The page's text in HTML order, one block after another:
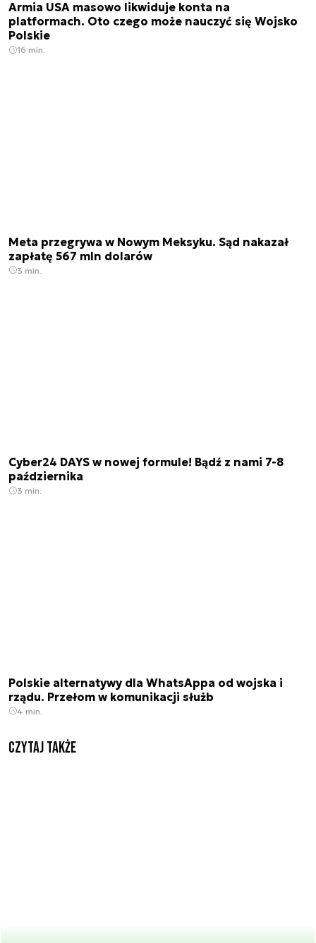
Armia USA masowo likwiduje konta na
platformach. Oto czego może nauczyć się Wojsko
Polskie
16 min.
Meta przegrywa w Nowym Meksyku. Sąd nakazał
zapłatę 567 mln dolarów
3 min.
Cyber24 DAYS w nowej formule! Bądź z nami 7-8
października
3 min.
Polskie alternatywy dla WhatsAppa od wojska i
rządu. Przełom w komunikacji służb
4 min.
Czytaj także